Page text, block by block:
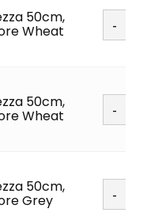
50cm,
Wheat
Soft
PU
50cm,
Wheat
Soft
PU
50cm,
Grey
Soft
PU